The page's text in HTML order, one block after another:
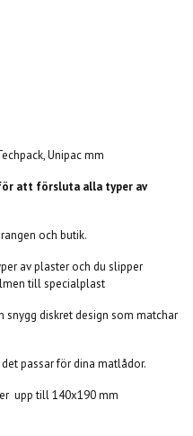
Unipac mm
att försluta alla typer av
och butik.
av plaster och du slipper
till specialplast
snygg diskret design som matchar
passar för dina matlådor.
upp till 140x190 mm